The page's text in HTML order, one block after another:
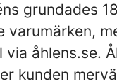
grundades
varumärken,
åhlens.se.
kunden